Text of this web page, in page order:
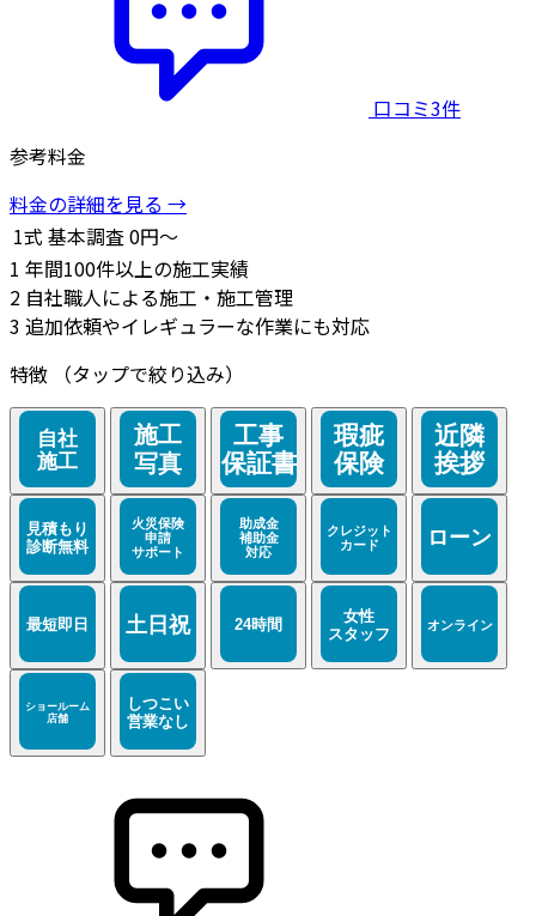
口コミ3件
参考料金
料金の詳細を見る →
1式 基本調査0円～
1 年間100件以上の施工実績
2 自社職人による施工・施工管理
3 追加依頼やイレギュラーな作業にも対応
特徴
（タップで絞り込み）